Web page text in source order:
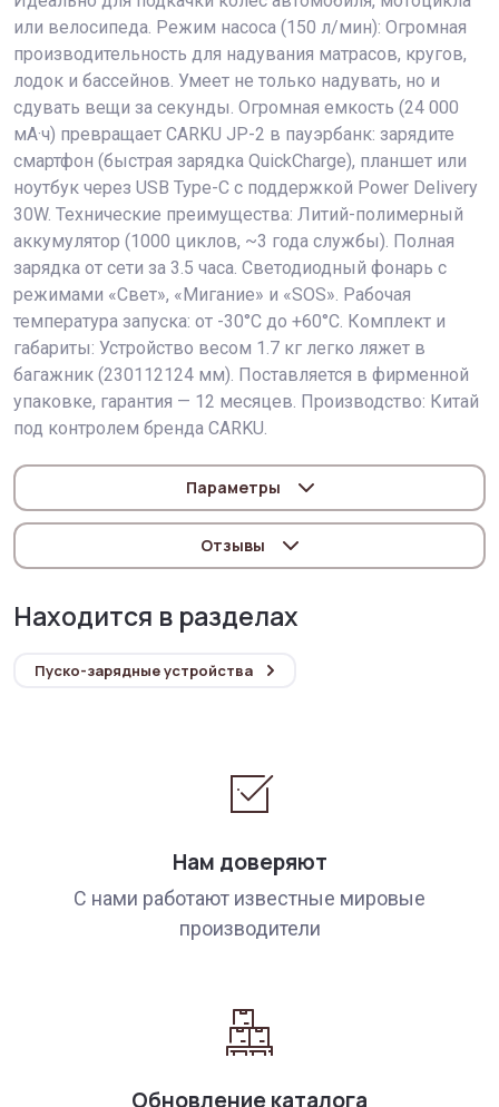
или велосипеда. Режим насоса (150 л/мин): Огромная
производительность для надувания матрасов, кругов,
лодок и бассейнов. Умеет не только надувать, но и
сдувать вещи за секунды. Огромная емкость (24 000
мА·ч) превращает CARKU JP-2 в пауэрбанк: зарядите
смартфон (быстрая зарядка QuickCharge), планшет или
ноутбук через USB Type-C с поддержкой Power Delivery
30W. Технические преимущества: Литий-полимерный
аккумулятор (1000 циклов, ~3 года службы). Полная
зарядка от сети за 3.5 часа. Светодиодный фонарь с
режимами «Свет», «Мигание» и «SOS». Рабочая
температура запуска: от -30°C до +60°C. Комплект и
габариты: Устройство весом 1.7 кг легко ляжет в
багажник (230112124 мм). Поставляется в фирменной
упаковке, гарантия — 12 месяцев. Производство: Китай
под контролем бренда CARKU.
Параметры
Отзывы
Находится в разделах
Пуско-зарядные устройства
Нам доверяют
С нами работают известные мировые
производители
Обновление каталога